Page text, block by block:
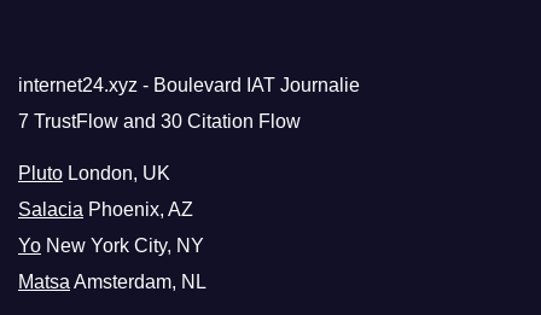
internet24.xyz - Boulevard IAT Journalie
7 TrustFlow and 30 Citation Flow
Pluto London, UK
Salacia Phoenix, AZ
Yo New York City, NY
Matsa Amsterdam, NL